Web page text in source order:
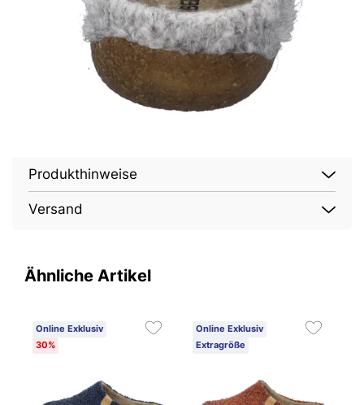
Produkthinweise
Versand
Ähnliche Artikel
Online Exklusiv
30%
Online Exklusiv
Extragröße